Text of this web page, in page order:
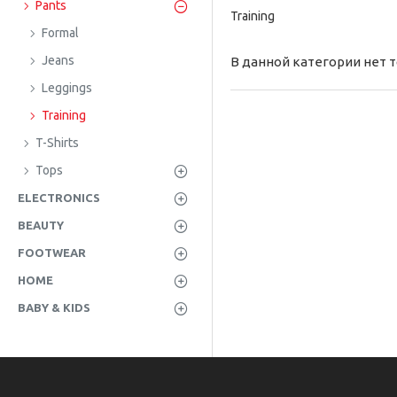
Pants
Formal
Jeans
Leggings
Training
T-Shirts
Tops
ELECTRONICS
BEAUTY
FOOTWEAR
HOME
BABY & KIDS
Training
В данной категории нет